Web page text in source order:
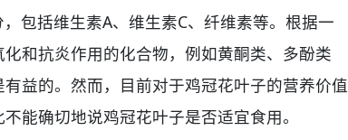
包括维生素A、维生素C、纤维素等。根据一
和抗炎作用的化合物，例如黄酮类、多酚类
益的。然而，目前对于鸡冠花叶子的营养价值
能确切地说鸡冠花叶子是否适宜食用。